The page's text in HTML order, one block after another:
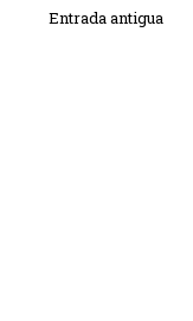
Entrada antigua